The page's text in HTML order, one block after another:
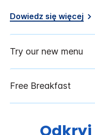
Dowiedz się więcej